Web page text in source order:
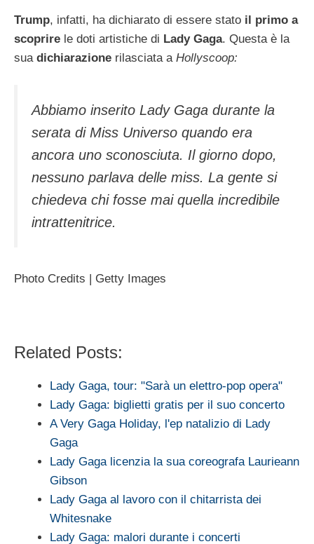
Trump, infatti, ha dichiarato di essere stato il primo a
scoprire le doti artistiche di Lady Gaga. Questa è la
sua dichiarazione rilasciata a Hollyscoop:
Abbiamo inserito Lady Gaga durante la
serata di Miss Universo quando era
ancora uno sconosciuta. Il giorno dopo,
nessuno parlava delle miss. La gente si
chiedeva chi fosse mai quella incredibile
intrattenitrice.
Photo Credits | Getty Images
Related Posts:
Lady Gaga, tour: "Sarà un elettro-pop opera"
Lady Gaga: biglietti gratis per il suo concerto
A Very Gaga Holiday, l'ep natalizio di Lady
Gaga
Lady Gaga licenzia la sua coreografa Laurieann
Gibson
Lady Gaga al lavoro con il chitarrista dei
Whitesnake
Lady Gaga: malori durante i concerti